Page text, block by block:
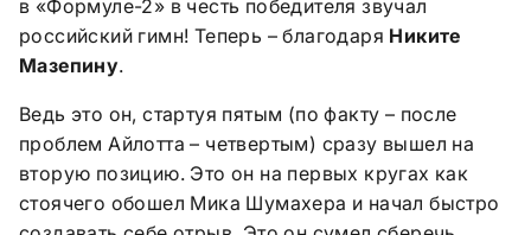
в «Формуле-2» в честь победителя звучал
российский гимн! Теперь – благодаря Никите
Мазепину.
Ведь это он, стартуя пятым (по факту – после
проблем Айлотта – четвертым) сразу вышел на
вторую позицию. Это он на первых кругах как
стоячего обошел Мика Шумахера и начал быстро